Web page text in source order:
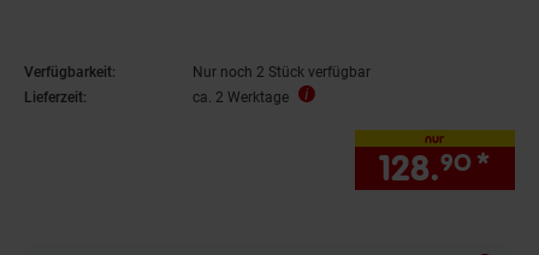
Verfügbarkeit:
Nur noch 2 Stück verfügbar
Lieferzeit:
ca. 2 Werktage
nur
128.90 *